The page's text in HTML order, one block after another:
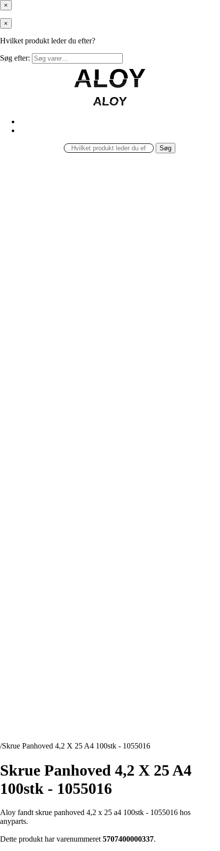
×
×
Hvilket produkt leder du efter?
Søg efter:
ALOY
ALOY
ALOY
ALOY
Søg
/Skrue Panhoved 4,2 X 25 A4 100stk - 1055016
Skrue Panhoved 4,2 X 25 A4
100stk - 1055016
Aloy fandt skrue panhoved 4,2 x 25 a4 100stk - 1055016 hos
anyparts.
Dette produkt har varenummeret 5707400000337.